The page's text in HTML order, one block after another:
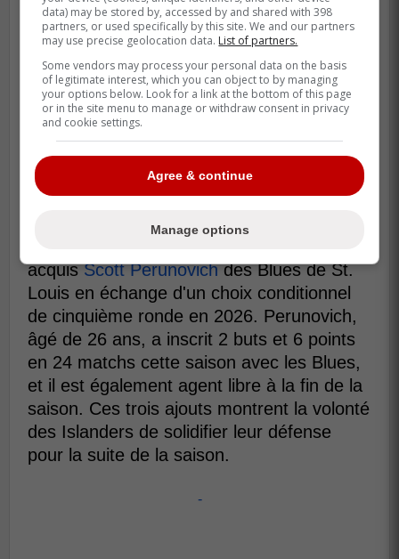
acquisScott Perunovichdes Blues de St.
Louis en échange d'un choix conditionnel
de cinquième ronde en 2026. Perunovich,
âgé de 26 ans, a inscrit 2 buts et 6 points
en 24 matchs cette saison avec les Blues,
et il est également agent libre à la fin de la
saison. Ces trois ajouts montrent la volonté
des Islanders de solidifier leur défense
pour la suite de la saison.
-
data) may be stored by, accessed by and shared with 398
partners, or used specifically by this site. We and our partners
may use precise geolocation data. List of partners.
Some vendors may process your personal data on the basis
of legitimate interest, which you can object to by managing
your options below. Look for a link at the bottom of this page
or in the site menu to manage or withdraw consent in privacy
and cookie settings.
Agree & continue
Manage options